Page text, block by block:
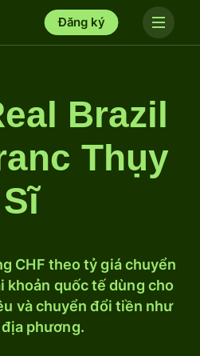
Đăng ký
Brazil
Thụy
Sĩ
CHF theo tỷ giá chuyển
khoản quốc tế dùng cho
và chuyển đổi tiền như
phương.